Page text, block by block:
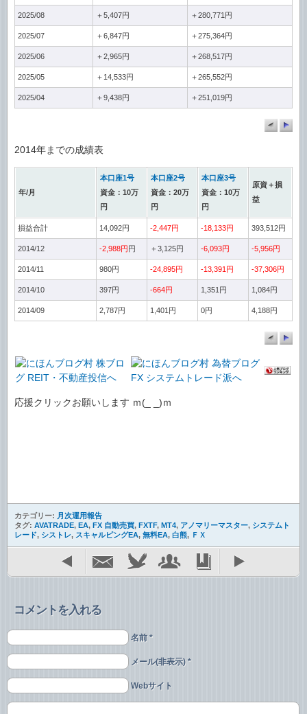
2025/08 ＋5,407円 ＋280,771円
2025/07 ＋6,847円 ＋275,364円
2025/06 ＋2,965円 ＋268,517円
2025/05 ＋14,533円 ＋265,552円
2025/04 ＋9,438円 ＋251,019円
2014年までの成績表
年/月
本口座1号
資金：10万
円
本口座2号
資金：20万
円
本口座3号
資金：10万
円
原資＋損
益
損益合計 14,092円 -2,447円 -18,133円 393,512円
2014/12 -2,988円円 ＋3,125円 -6,093円 -5,956円
2014/11 980円 -24,895円 -13,391円 -37,306円
2014/10 397円 -664円 1,351円 1,084円
2014/09 2,787円 1,401円 0円 4,188円
応援クリックお願いします ｍ(_ _)ｍ
カテゴリー: 月次運用報告
タグ: AVATRADE, EA, FX 自動売買, FXTF, MT4, アノマリーマスター, システムト
レード, シストレ, スキャルピングEA, 無料EA, 白熊, ＦＸ
コメントを入れる
名前 *
メール(非表示) *
Webサイト